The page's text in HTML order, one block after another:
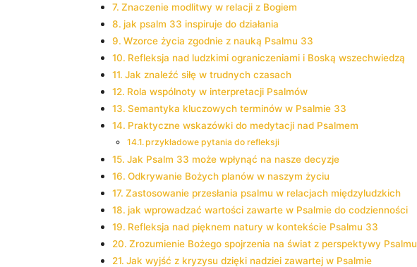
Znaczenie modlitwy w relacji z Bogiem
jak psalm 33 inspiruje do działania
Wzorce życia zgodnie z nauką Psalmu 33
Refleksja nad ludzkimi ograniczeniami i Boską wszechwiedzą
Jak znaleźć siłę w trudnych czasach
Rola wspólnoty w interpretacji Psalmów
Semantyka kluczowych terminów w Psalmie 33
Praktyczne wskazówki do medytacji nad Psalmem
przykładowe pytania do refleksji
Jak Psalm 33 może wpłynąć na nasze decyzje
Odkrywanie Bożych planów w naszym życiu
Zastosowanie przesłania psalmu w relacjach międzyludzkich
jak wprowadzać wartości zawarte w Psalmie do codzienności
Refleksja nad pięknem natury w kontekście Psalmu 33
Zrozumienie Bożego spojrzenia na świat z perspektywy Psalmu
Jak wyjść z kryzysu dzięki nadziei zawartej w Psalmie